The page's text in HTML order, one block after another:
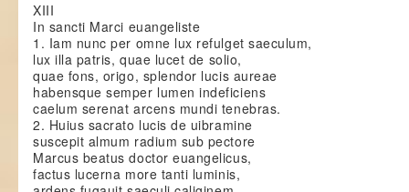
XIII
In sancti Marci euangeliste
1. Iam nunc per omne lux refulget saeculum,
lux illa patris, quae lucet de solio,
quae fons, origo, splendor lucis aureae
habensque semper lumen indeficiens
caelum serenat arcens mundi tenebras.
2. Huius sacrato lucis de uibramine
suscepit almum radium sub pectore
Marcus beatus doctor euangelicus,
factus lucerna more tanti luminis,